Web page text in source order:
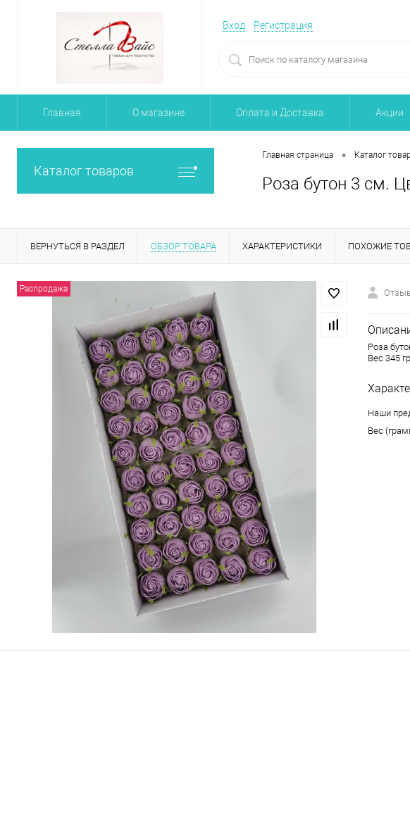
Вход Регистрация
Главная О магазине Оплата и Доставка Акции
Каталог товаров
Главная страница • Каталог
Роза бутон 3 см.
ВЕРНУТЬСЯ В РАЗДЕЛ ОБЗОР ТОВАРА ХАРАКТЕРИСТИКИ ПОХОЖИЕ
Распродажа
Роза
Вес 345 гр
Наши
Вес